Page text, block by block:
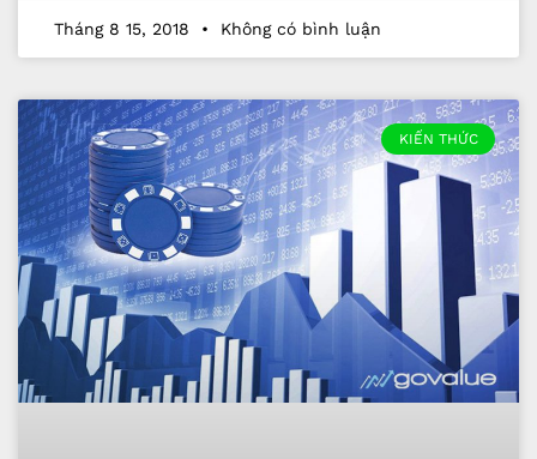
Tháng 8 15, 2018 Không có bình luận
KIẾN THỨC